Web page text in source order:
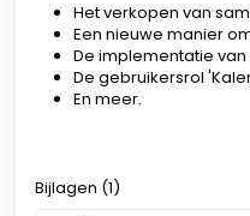
Het verkopen van
Een nieuwe manier
De implementatie van
De gebruikersrol
En meer.
Bijlagen (1)